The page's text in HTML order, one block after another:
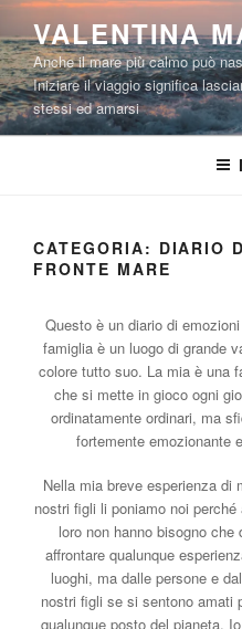
Salta
al
contenuto
VALENTINA
Anche il mare più calmo può
Iniziare il viaggio significa
stessi ed amarsi
CATEGORIA: DIARIO
FRONTE MARE
Questo è un diario di
famiglia è un luogo di grande
colore tutto suo. La mia è una
che si mette in gioco ogni
ordinatamente ordinari, ma
fortemente emozionante
Nella mia breve esperienza di
nostri figli li poniamo noi
loro non hanno bisogno
affrontare qualunque
luoghi, ma dalle persone e
nostri figli se si sentono amati
qualunque posto del pianeta.